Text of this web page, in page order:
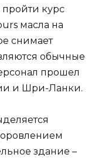
курс
масла на
снимает
обычные
прошел
и Шри-Ланки.
здание –